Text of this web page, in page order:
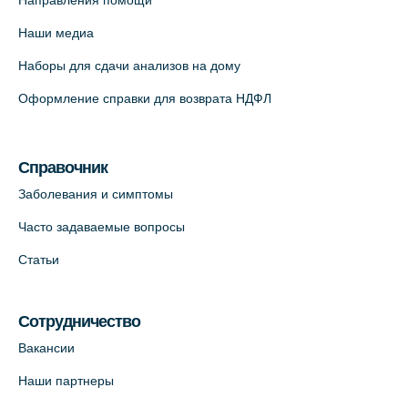
+7 (812) 664-55-80
На карте
+7 (812) 660-73-69
На карте
На карте
Лабораторный терминал на
Наши медиа
Наборы для сдачи анализов на дому
Оформление справки для возврата НДФЛ
Справочник
Заболевания и симптомы
Часто задаваемые вопросы
Статьи
Сотрудничество
Вакансии
Наши партнеры